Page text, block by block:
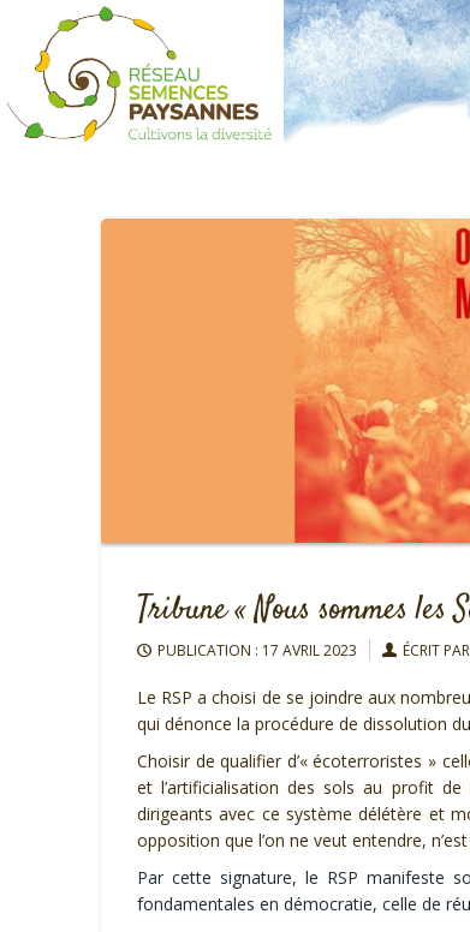
Tribune « Nous sommes les
PUBLICATION : 17 AVRIL 2023 ÉCRIT
Le RSP a choisi de se joindre aux
qui dénonce la procédure de dissolution
Choisir de qualifier d’« écoterroristes »
et l’artificialisation des sols au profit
dirigeants avec ce système délétère et
opposition que l’on ne veut entendre,
Par cette signature, le RSP manifeste
fondamentales en démocratie, celle de